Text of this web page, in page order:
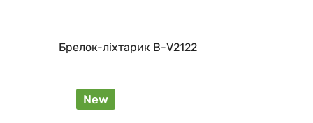
Брелок-ліхтарик В-V2122
New